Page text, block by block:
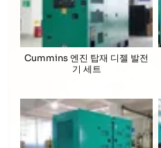
Cummins 엔진 탑재 디젤 발전
기 세트